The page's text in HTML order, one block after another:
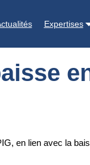
Expertises
en lien avec la